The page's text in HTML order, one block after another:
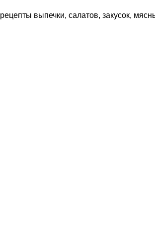
рецепты выпечки, салатов, закусок,